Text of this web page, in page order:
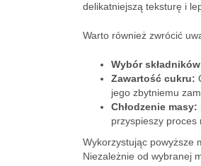
delikatniejszą teksturę i
Warto również zwrócić
Wybór
Zawartość cukru:
jego zbytniemu
Chłodzenie masy:
przyspieszy proces
Wykorzystując powyższe
Niezależnie od wybranej